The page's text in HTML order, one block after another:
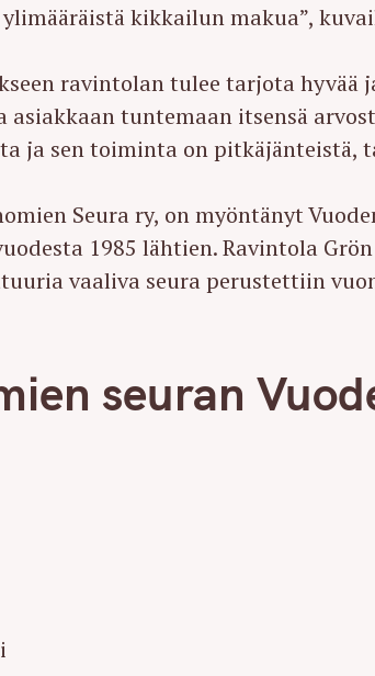
kikkailun makua”,
ravintolan tulee tarjota hyvää
tuntemaan itsensä
ja sen toiminta on pitkäjänteistä,
Seura ry, on myöntänyt
1985 lähtien. Ravintola Grön
vaaliva seura perustettiin
seuran